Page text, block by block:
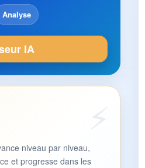
Analyse
IA
niveau par niveau,
et progresse dans les